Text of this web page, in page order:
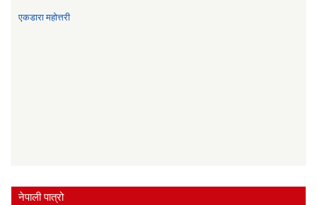
एकडारा महोत्तरी
नेपाली पात्रो